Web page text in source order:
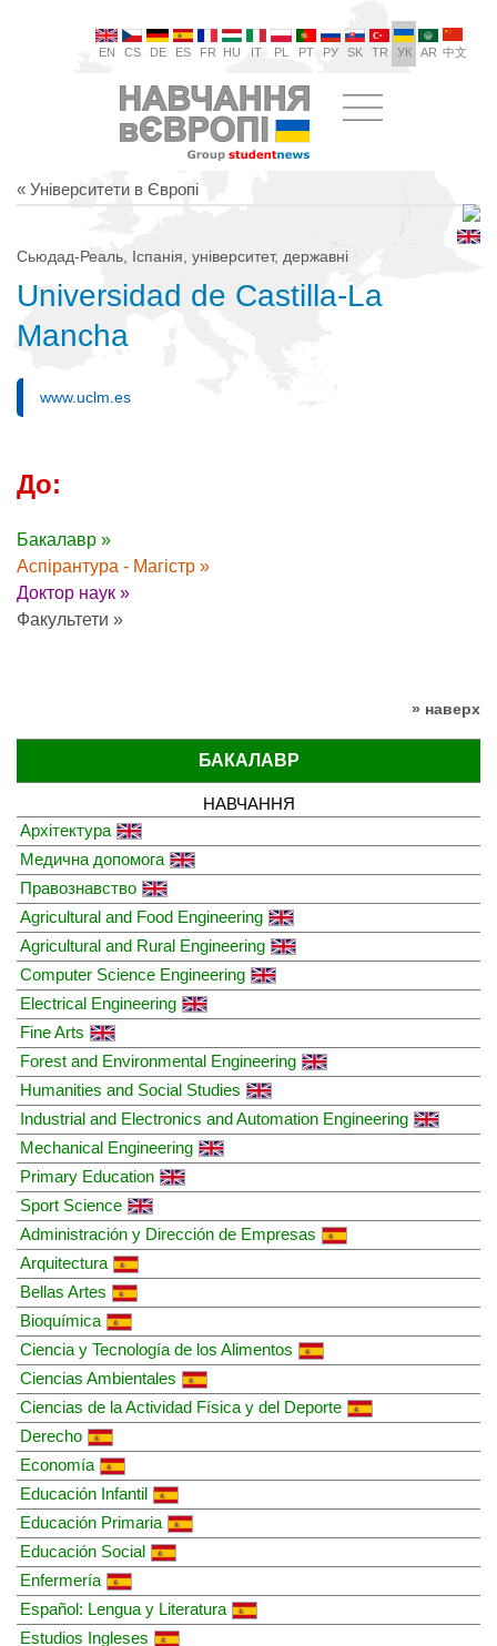
EN CS DE ES FR HU IT PL PT РУ SK TR УК AR 中文
« Університети в Європі
Сьюдад-Реаль, Іспанія, університет, державні
Universidad de Castilla-La
Mancha
www.uclm.es
До:
Бакалавр »
Аспірантура - Магістр »
Доктор наук »
Факультети »
» наверх
БАКАЛАВР
НАВЧАННЯ
Архітектура
Медична допомога
Правознавство
Agricultural and Food Engineering
Agricultural and Rural Engineering
Computer Science Engineering
Electrical Engineering
Fine Arts
Forest and Environmental Engineering
Humanities and Social Studies
Industrial and Electronics and Automation Engineering
Mechanical Engineering
Primary Education
Sport Science
Administración y Dirección de Empresas
Arquitectura
Bellas Artes
Bioquímica
Ciencia y Tecnología de los Alimentos
Ciencias Ambientales
Ciencias de la Actividad Física y del Deporte
Derecho
Economía
Educación Infantil
Educación Primaria
Educación Social
Enfermería
Español: Lengua y Literatura
Estudios Ingleses